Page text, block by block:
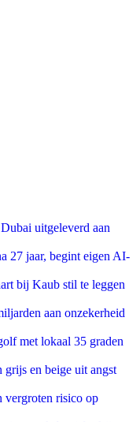
uitgeleverd aan
27 jaar, begint eigen AI-
bij Kaub stil te leggen
aan onzekerheid
met lokaal 35 graden
grijs en beige uit angst
vergroten risico op